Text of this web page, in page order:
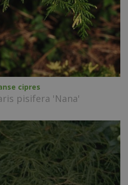
cipres
pisifera 'Nana'